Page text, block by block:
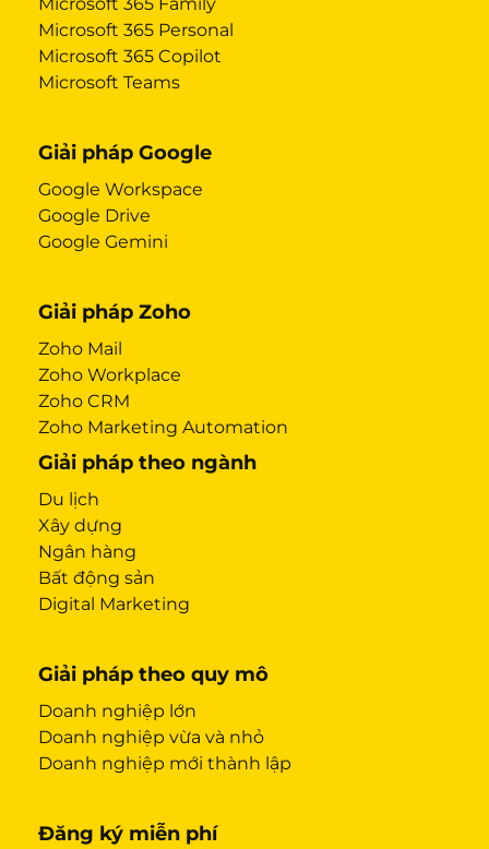
Microsoft 365 Personal
Microsoft 365 Copilot
Microsoft Teams
Giải pháp Google
Google Workspace
Google Drive
Google Gemini
Giải pháp Zoho
Zoho Mail
Zoho Workplace
Zoho CRM
Zoho Marketing Automation
Giải pháp theo ngành
Du lịch
Xây dựng
Ngân hàng
Bất động sản
Digital Marketing
Giải pháp theo quy mô
Doanh nghiệp lớn
Doanh nghiệp vừa và nhỏ
Doanh nghiệp mới thành lập
Đăng ký miễn phí